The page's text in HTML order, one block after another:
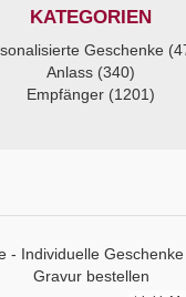
KATEGORIEN
Geschenke
Anlass (340)
Empfänger (1201)
- Individuelle
Gravur bestellen